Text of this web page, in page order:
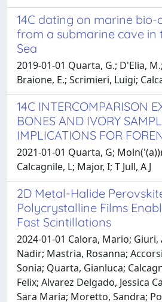
14C dating on marine
from a submarine cave in
Sea
2019-01-01 Quarta, G.; D'Elia,
Braione, E.; Scrimieri, Luigi;
14C INTERCOMPARISON
BONES AND IVORY
IMPLICATIONS FOR
2021-01-01 Quarta, G;
Calcagnile, L; Major, I; T Jull, A J
2D Metal-Halide
Polycrystalline Films
Fast Scintillations
2024-01-01 Calora, Mario;
Nadir; Mastria, Rosanna;
Sonia; Quarta, Gianluca;
Felix; Alvarez Delgado, Jessica
Sara Maria; Moretto, Sandra;